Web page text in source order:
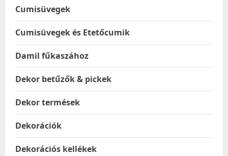
Cumisüvegek
Cumisüvegek és Etetőcumik
Damil fűkaszához
Dekor betűzők & pickek
Dekor termések
Dekorációk
Dekorációs kellékek